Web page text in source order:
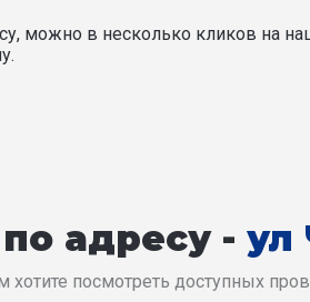
можно в несколько кликов на
адресу - ул
посмотреть доступных